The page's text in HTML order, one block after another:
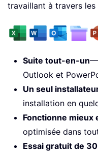
travaillant à travers
Suite tout-en-un—
Outlook et
Un seul
installation en
Fonctionne mieux
optimisée dans
Essai gratuit de